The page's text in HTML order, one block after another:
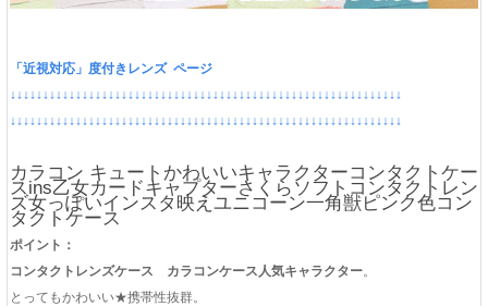
「近視対応」度付きレンズ ページ
↓↓↓↓↓↓↓↓↓↓↓↓↓↓↓↓↓↓↓↓↓↓↓↓↓↓↓↓↓↓↓↓↓↓↓↓↓↓↓↓↓↓↓↓↓↓↓↓↓↓↓↓↓↓↓↓↓↓↓↓
↓↓↓↓↓↓↓↓↓↓↓↓↓↓↓↓↓↓↓↓↓↓↓↓↓↓↓↓↓↓↓↓↓↓↓↓↓↓↓↓↓↓↓↓↓↓↓↓↓↓↓↓↓↓↓↓↓↓↓↓
カラコン キュートかわいいキャラクターコンタクトケー
スins乙女カードキャプターさくらソフトコンタクトレン
ズ女っぽいインスタ映えユニコーン一角獣ピンク色コン
タクトケース
ポイント：
コンタクトレンズケース カラコンケース人気キャラクター。
とってもかわいい★携帯性抜群。